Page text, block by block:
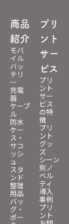
商品
紹介
モバ
イル
バッ
テリ
ー
充電
器
ケーブ
ル
防水
ケー
ス・
サコ
ッシ
ュ
スタ
ンド
整理
用品
バッ
グ・
ポー
プリ
ント
サー
ビス
プリ
ント
サー
ビス
の特
徴
プリ
ント
グッ
ズ
シーン
別ノ
ベル
ティ
導入
事例
プリ
ント